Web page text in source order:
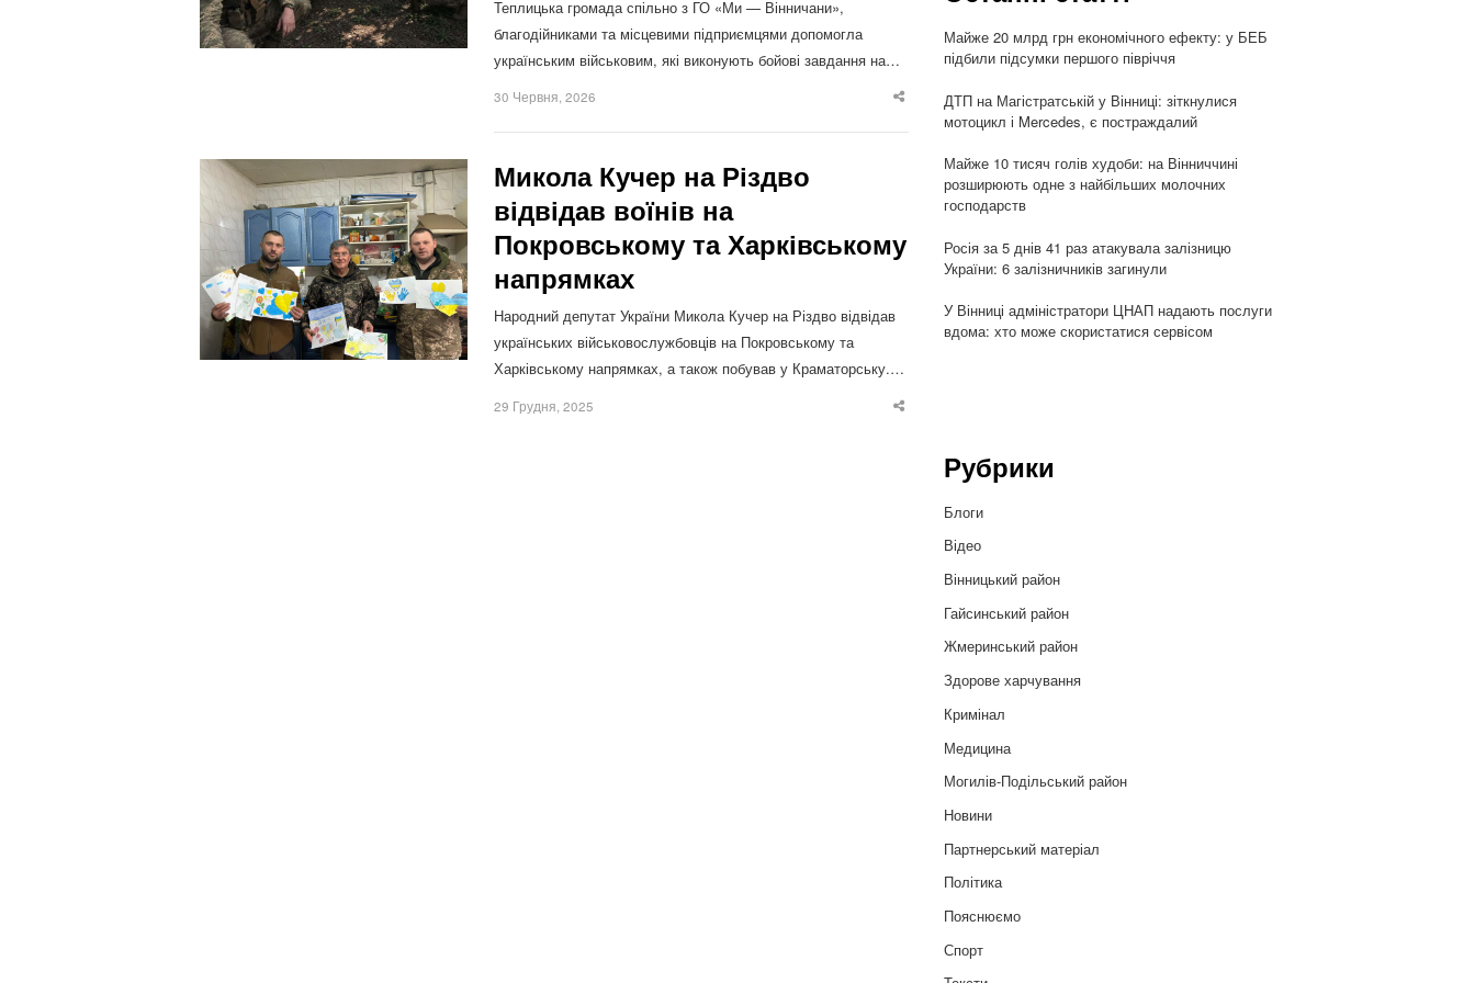
Теплицька громада спільно з ГО «Ми — Вінничани»,
благодійниками та місцевими підприємцями допомогла
українським військовим, які виконують бойові завдання на…
30 Червня, 2026
Share
Микола Кучер на Різдво
відвідав воїнів на
Покровському та Харківському
напрямках
Народний депутат України Микола Кучер на Різдво відвідав
українських військовослужбовців на Покровському та
Харківському напрямках, а також побував у Краматорську.…
29 Грудня, 2025
Share
Майже 20 млрд грн економічного ефекту: у БЕБ
підбили підсумки першого півріччя
ДТП на Магістратській у Вінниці: зіткнулися
мотоцикл і Mercedes, є постраждалий
Майже 10 тисяч голів худоби: на Вінниччині
розширюють одне з найбільших молочних
господарств
Росія за 5 днів 41 раз атакувала залізницю
України: 6 залізничників загинули
У Вінниці адміністратори ЦНАП надають послуги
вдома: хто може скористатися сервісом
Рубрики
Блоги
Відео
Вінницький район
Гайсинський район
Жмеринський район
Здорове харчування
Кримінал
Медицина
Могилів-Подільський район
Новини
Партнерський матеріал
Політика
Пояснюємо
Спорт